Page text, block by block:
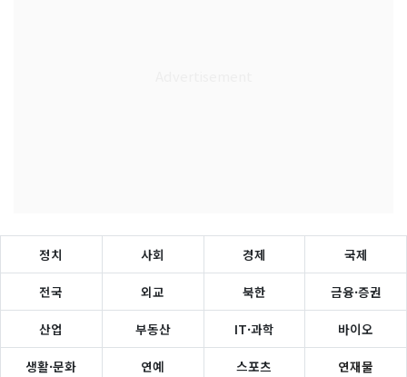
정치 사회 경제 국제
전국 외교 북한 금융·증권
산업 부동산 IT·과학 바이오
생활·문화 연예 스포츠 연재물